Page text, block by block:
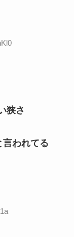
狭さ
言われてる